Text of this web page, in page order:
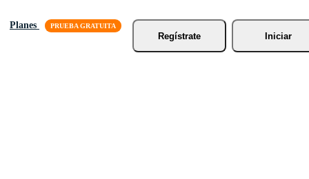
Planes
Regístrate
Iniciar